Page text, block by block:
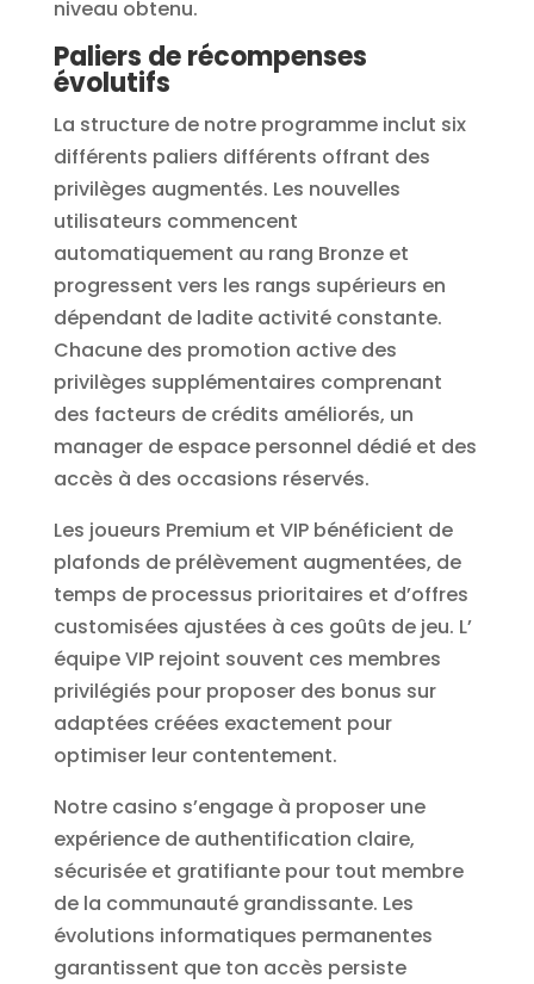
niveau obtenu.
Paliers de récompenses
évolutifs
La structure de notre programme inclut six
différents paliers différents offrant des
privilèges augmentés. Les nouvelles
utilisateurs commencent
automatiquement au rang Bronze et
progressent vers les rangs supérieurs en
dépendant de ladite activité constante.
Chacune des promotion active des
privilèges supplémentaires comprenant
des facteurs de crédits améliorés, un
manager de espace personnel dédié et des
accès à des occasions réservés.
Les joueurs Premium et VIP bénéficient de
plafonds de prélèvement augmentées, de
temps de processus prioritaires et d’offres
customisées ajustées à ces goûts de jeu. L’
équipe VIP rejoint souvent ces membres
privilégiés pour proposer des bonus sur
adaptées créées exactement pour
optimiser leur contentement.
Notre casino s’engage à proposer une
expérience de authentification claire,
sécurisée et gratifiante pour tout membre
de la communauté grandissante. Les
évolutions informatiques permanentes
garantissent que ton accès persiste